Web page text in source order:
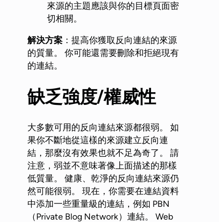
來源的主題應該與你的目標頁面密
切相關。
解決方案 ：提高你獲取反向連結的來源
的質量。 你可能還需要刪除和拒絕現有
的連結。
缺乏強度/權威性
大多數可用的反向連結來源都很弱。 如
果你不斷地從這樣的來源建立反向連
結，那麼沒有效果也就不足為奇了。 請
注意，弱並不意味著像上面描述的那樣
低質量。 健康、乾淨的反向連結來源仍
然可能很弱。 現在，你需要在連結資料
中添加一些重量級的連結，例如 PBN
（Private Blog Network）連結。 Web